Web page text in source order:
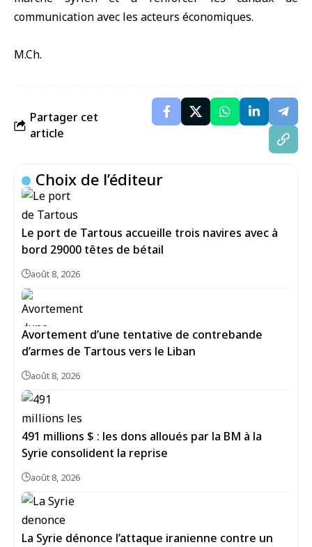
communication avec les acteurs économiques.
M.Ch.
Partager cet
article
Choix de l’éditeur
Le port de Tartous accueille trois navires avec à
bord 29000 têtes de bétail
août 8, 2026
Avortement d’une tentative de contrebande
d’armes de Tartous vers le Liban
août 8, 2026
491 millions $ : les dons alloués par la BM à la
Syrie consolident la reprise
août 8, 2026
La Syrie dénonce l’attaque iranienne contre un